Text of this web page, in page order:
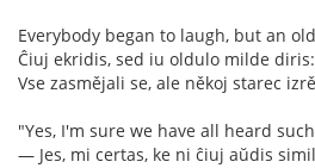
Everybody began to laugh, but an
Ĉiuj ekridis, sed iu oldulo milde diris:
Vse zasmějali se, ale někoj starec
"Yes, I'm sure we have all heard
— Jes, mi certas, ke ni ĉiuj aŭdis